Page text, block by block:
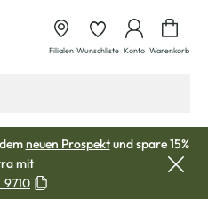
Filialen Wunschliste Konto Warenkorb
neuen Prospektund spare 15%
mit
9710